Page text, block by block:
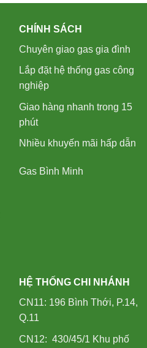
CHÍNH SÁCH
Chuyên giao gas gia đình
Lắp đặt hệ thống gas công
nghiệp
Giao hàng nhanh trong 15
phút
Nhiều khuyến mãi hấp dẫn
Gas Bình Minh
HỆ THỐNG CHI NHÁNH
CN11: 196 Bình Thới, P.14,
Q.11
CN12: 430/45/1 Khu phố